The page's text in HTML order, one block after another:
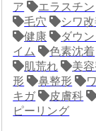
ア
エラスチン
毛穴
シワ
健康
ダウン
イム
色素沈着
肌荒れ
美
形
鼻整形
ワ
キガ
皮膚科
ピーリング